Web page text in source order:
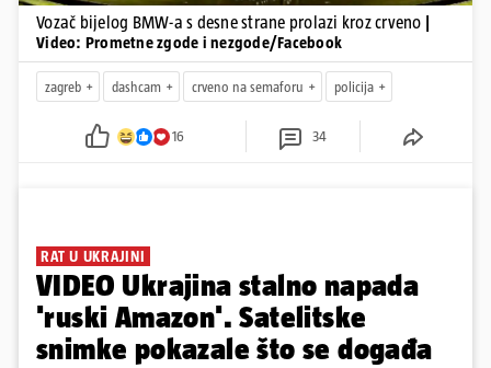
Vozač bijelog BMW-a s desne strane prolazi kroz crveno
Video: Prometne zgode i nezgode/Facebook
zagreb dashcam crveno na semaforu policija
16 34
RAT U UKRAJINI
VIDEO Ukrajina stalno napada
'ruski Amazon'. Satelitske
snimke pokazale što se događa